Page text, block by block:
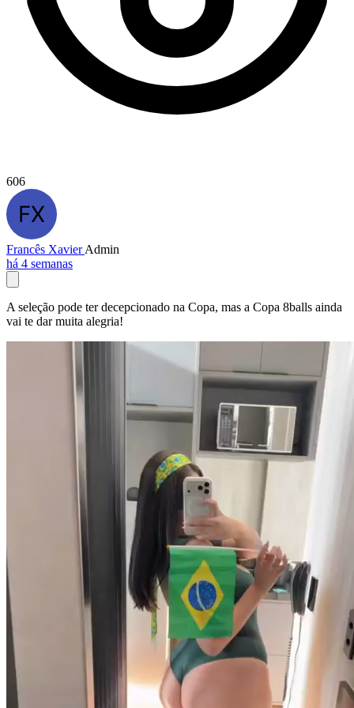
606
Francês XavierAdmin
há 4 semanas
A seleção pode ter decepcionado na Copa, mas a Copa 8balls ainda
vai te dar muita alegria!